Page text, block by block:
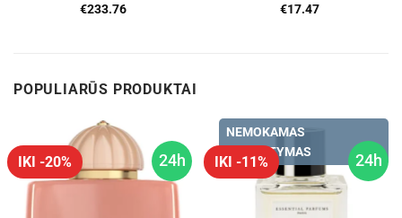
€233.76
€17.47
POPULIARŪS PRODUKTAI
24h
IKI -20% 24h
IKI -11%
NEMOKAMAS
PRISTATYMAS